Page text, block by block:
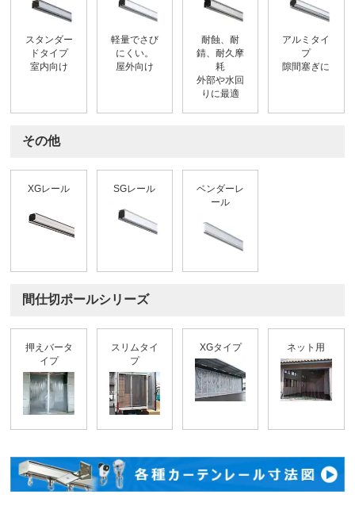
スタンダー
ドタイプ
室内向け
軽量でさび
にくい。
屋外向け
耐蝕、耐
錆、耐久摩
耗
外部や水回
りに最適
アルミタイ
プ
隙間塞ぎに
その他
XGレール SGレール
ベンダーレ
ール
間仕切ポールシリーズ
押えバータ
イプ
スリムタイ
プ
XGタイプ ネット用